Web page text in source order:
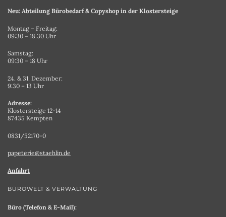
Neu: Abteilung Bürobedarf & Copyshop in der Klostersteige
Montag – Freitag:
09:30 – 18.30 Uhr
Samstag:
09:30 – 18 Uhr
24. & 31. Dezember:
9:30 – 13 Uhr
Adresse:
Klostersteige 12-14
87435 Kempten
0831/52170-0
papeterie@staehlin.de
Anfahrt
BÜROWELT & VERWALTUNG
Büro (Telefon & E-Mail):